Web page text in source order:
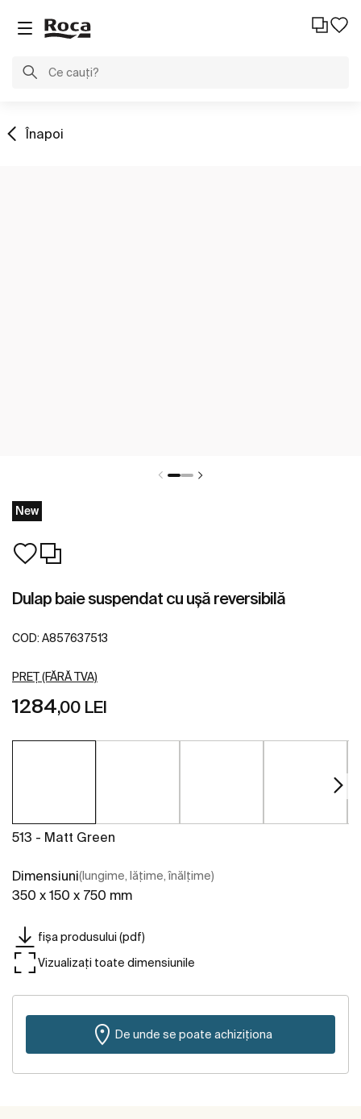
Înapoi
New
Dulap baie suspendat cu ușă reversibilă
COD: A857637513
PREȚ (FĂRĂ TVA)
1284,00 LEI
513 - Matt Green
Dimensiuni(lungime, lățime, înălțime)
350 x 150 x 750 mm
fișa produsului (pdf)
Vizualizați toate dimensiunile
De unde se poate achiziționa